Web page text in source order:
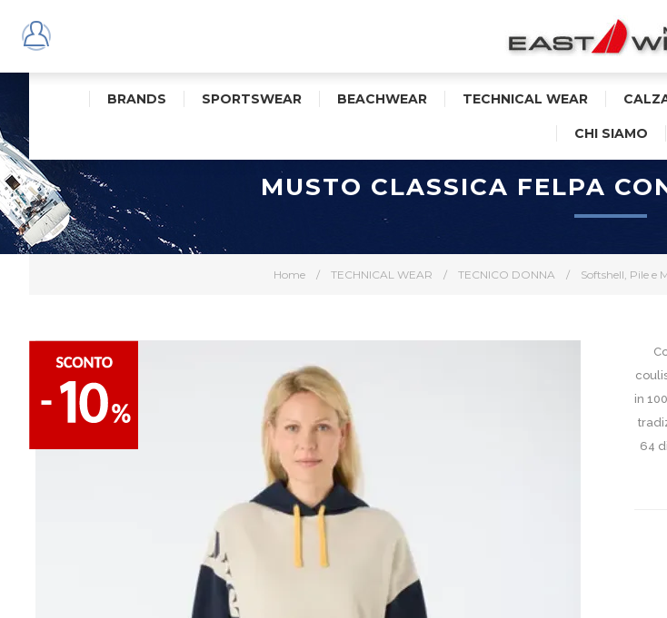
BRANDS SPORTSWEAR BEACHWEAR TECHNICAL WEAR
CHI SIAMO
Home / TECHNICAL WEAR / TECNICO DONNA / Softshell, Pile e
MUSTO CLASSICA FELPA
in
64